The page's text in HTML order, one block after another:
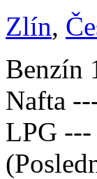
Zlín,
Benzín
Nafta
LPG ---